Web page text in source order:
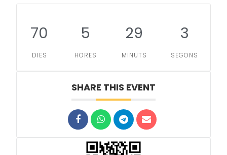
70
DIES
5
HORES
29
MINUTS
3
SEGONS
SHARE THIS EVENT